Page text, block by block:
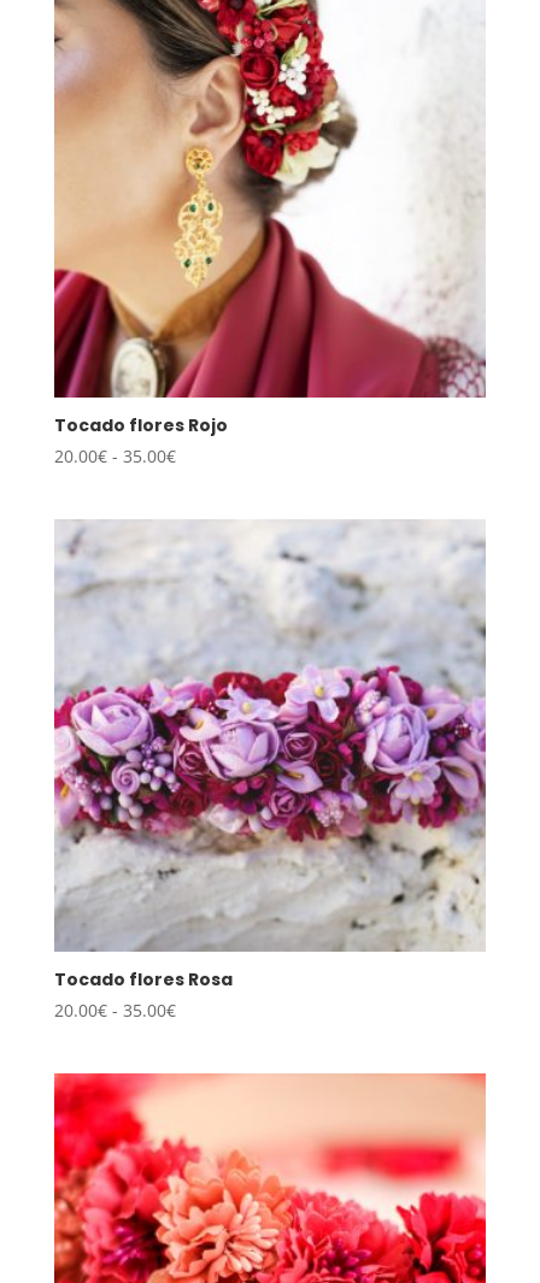
20.00€
hasta
35.00€
Tocado flores Rojo
20.00€ - 35.00€Rango
Tocado flores Rosa
20.00€ - 35.00€Rango
desde
hasta
35.00€